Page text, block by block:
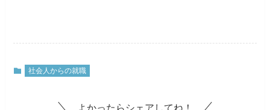
社会人からの就職
よかったらシェアしてね！